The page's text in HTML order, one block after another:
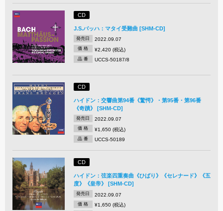
CD
J.S.バッハ：マタイ受難曲 [SHM-CD]
発売日 2022.09.07
価 格 ¥2,420 (税込)
品 番 UCCS-50187/8
CD
ハイドン：交響曲第94番《驚愕》・第95番・第96番
《奇蹟》 [SHM-CD]
発売日 2022.09.07
価 格 ¥1,650 (税込)
品 番 UCCS-50189
CD
ハイドン：弦楽四重奏曲《ひばり》《セレナード》《五
度》《皇帝》 [SHM-CD]
発売日 2022.09.07
価 格 ¥1,650 (税込)